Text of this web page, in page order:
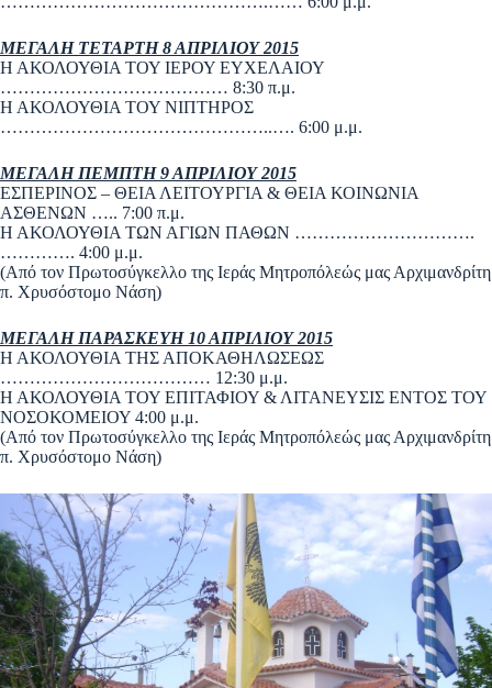
ΜΕΓΑΛΗ ΤΕΤΑΡΤΗ 8 ΑΠΡΙΛΙΟΥ 2015
Η ΑΚΟΛΟΥΘΙΑ ΤΟΥ ΙΕΡΟΥ ΕΥΧΕΛΑΙΟΥ
………………………………… 8:30 π.μ.
Η ΑΚΟΛΟΥΘΙΑ ΤΟΥ ΝΙΠΤΗΡΟΣ
………………………………………..…. 6:00 μ.μ.
ΜΕΓΑΛΗ ΠΕΜΠΤΗ 9 ΑΠΡΙΛΙΟΥ 2015
ΕΣΠΕΡΙΝΟΣ – ΘΕΙΑ ΛΕΙΤΟΥΡΓΙΑ & ΘΕΙΑ ΚΟΙΝΩΝΙΑ
ΑΣΘΕΝΩΝ ….. 7:00 π.μ.
Η ΑΚΟΛΟΥΘΙΑ ΤΩΝ ΑΓΙΩΝ ΠΑΘΩΝ ………………………….
…………. 4:00 μ.μ.
(Από τον Πρωτοσύγκελλο της Ιεράς Μητροπόλεώς μας Αρχιμανδρίτη
π. Χρυσόστομο Νάση)
ΜΕΓΑΛΗ ΠΑΡΑΣΚΕΥΗ 10 ΑΠΡΙΛΙΟΥ 2015
Η ΑΚΟΛΟΥΘΙΑ ΤΗΣ ΑΠΟΚΑΘΗΛΩΣΕΩΣ
……………………………… 12:30 μ.μ.
Η ΑΚΟΛΟΥΘΙΑ ΤΟΥ ΕΠΙΤΑΦΙΟΥ & ΛΙΤΑΝΕΥΣΙΣ ΕΝΤΟΣ ΤΟΥ
ΝΟΣΟΚΟΜΕΙΟΥ 4:00 μ.μ.
(Από τον Πρωτοσύγκελλο της Ιεράς Μητροπόλεώς μας Αρχιμανδρίτη
π. Χρυσόστομο Νάση)